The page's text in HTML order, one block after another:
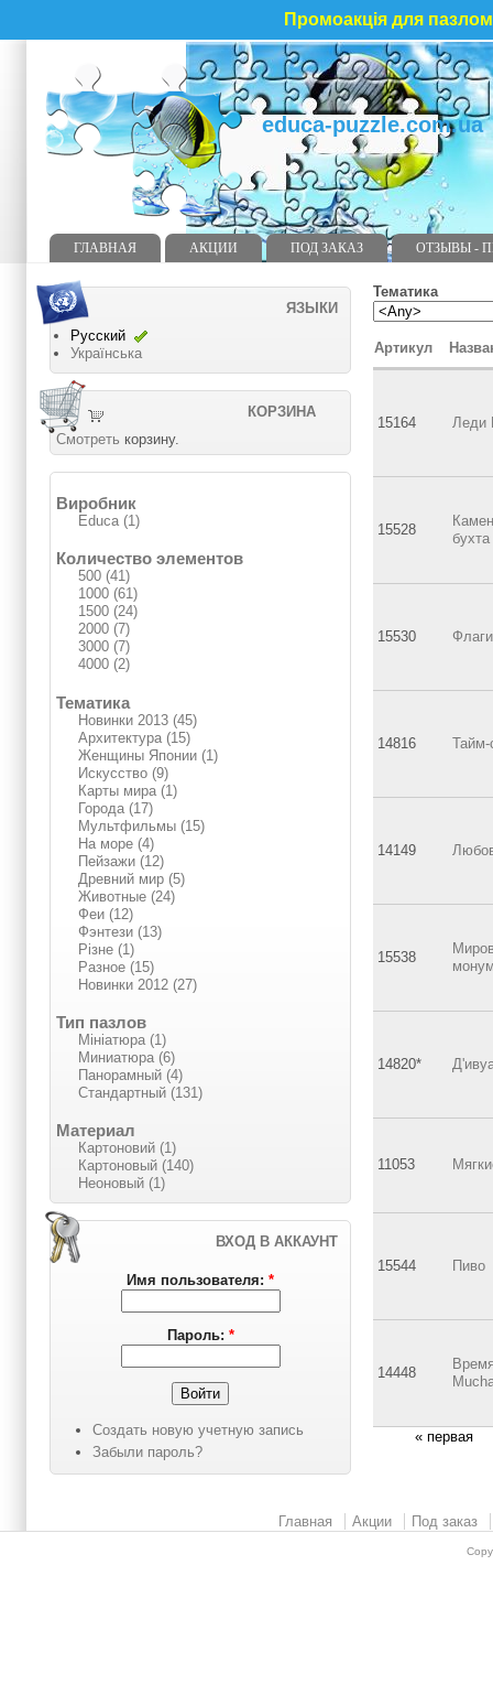
Промоакція для
educa-puzzle.com.ua
ГЛАВНАЯ АКЦИИ ПОД ЗАКАЗ ОТЗЫВЫ -
Тематика
Артикул
15164 Леди
15528
бухта
15530
14816 Тайм-
14149
15538
14820*
11053
15544 Пиво
14448
« первая
ЯЗЫКИ
Русский
Українська
КОРЗИНА
Смотреть корзину.
Виробник
Educa (1)
Количество элементов
500 (41)
1000 (61)
1500 (24)
2000 (7)
3000 (7)
4000 (2)
Тематика
Новинки 2013 (45)
Архитектура (15)
Женщины Японии (1)
Искусство (9)
Карты мира (1)
Города (17)
Мультфильмы (15)
На море (4)
Пейзажи (12)
Древний мир (5)
Животные (24)
Феи (12)
Фэнтези (13)
Різне (1)
Разное (15)
Новинки 2012 (27)
Тип пазлов
Мініатюра (1)
Миниатюра (6)
Панорамный (4)
Стандартный (131)
Материал
Картоновий (1)
Картоновый (140)
Неоновый (1)
ВХОД В АККАУНТ
Имя пользователя: *
Пароль: *
Создать новую учетную запись
Забыли пароль?
Главная Акции Под заказ